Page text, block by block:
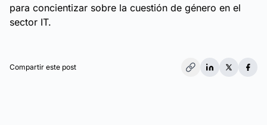
para concientizar sobre la cuestión de género en el
sector IT.
Compartir este post